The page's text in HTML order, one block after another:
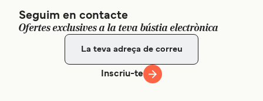
Seguim en contacte
Ofertes exclusives a la teva bústia electrònica
Inscriu-te